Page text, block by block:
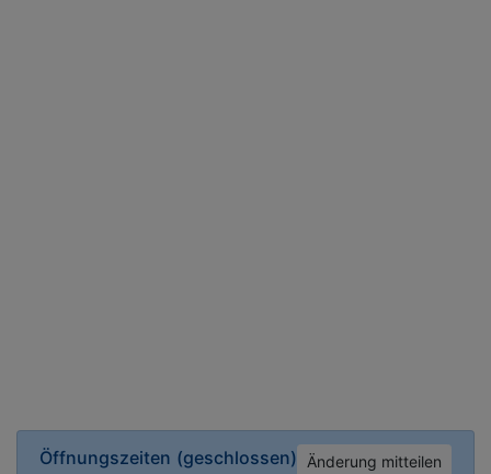
Öffnungszeiten (geschlossen) Änderung mitteilen